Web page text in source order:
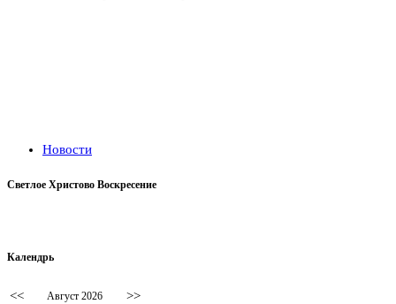
Новости
Светлое Христово Воскресение
Календрь
<< Август 2026
>>